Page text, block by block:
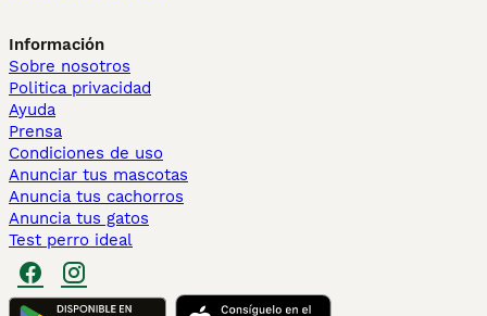
Información
Sobre nosotros
Politica privacidad
Ayuda
Prensa
Condiciones de uso
Anunciar tus mascotas
Anuncia tus cachorros
Anuncia tus gatos
Test perro ideal